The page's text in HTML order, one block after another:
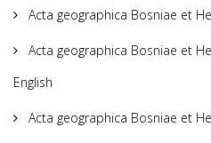
Acta geographica Bosniae et
Acta geographica Bosniae et
English
Acta geographica Bosniae et